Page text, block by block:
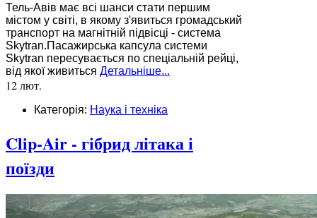
Тель-Авів має всі шанси стати першим
містом у світі, в якому з'явиться громадський
транспорт на магнітній підвісці - система
Skytran.Пасажирська капсула системи
Skytran пересувається по спеціальній рейці,
від якої живиться Детальніше...
12 лют.
Категорія: Наука і техніка
Clip-Air - гібрид літака і
поїзди